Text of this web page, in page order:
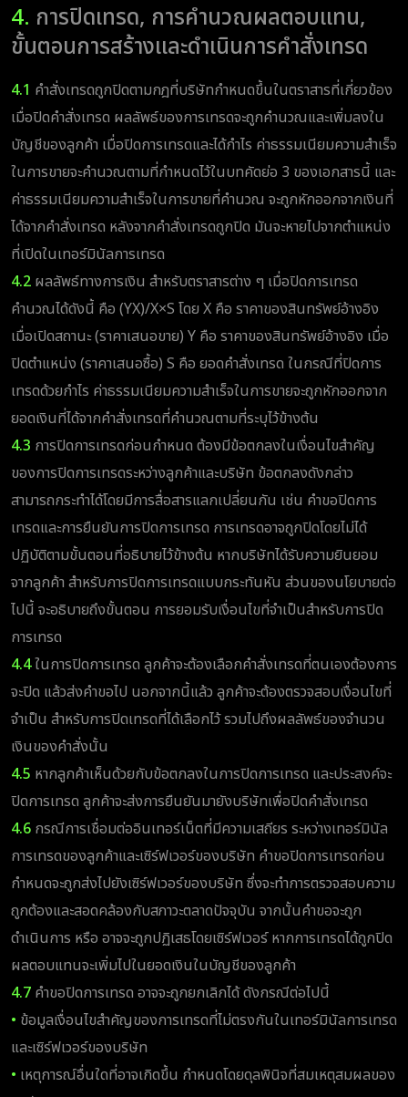
4. การปิดเทรด, การคำนวณผลตอบแทน,
ขั้นตอนการสร้างและดำเนินการคำสั่งเทรด
4.1 คำสั่งเทรดถูกปิดตามกฎที่บริษัทกำหนดขึ้นในตราสารที่เกี่ยวข้อง
เมื่อปิดคำสั่งเทรด ผลลัพธ์ของการเทรดจะถูกคำนวณและเพิ่มลงใน
บัญชีของลูกค้า เมื่อปิดการเทรดและได้กำไร ค่าธรรมเนียมความสำเร็จ
ในการขายจะคำนวณตามที่กำหนดไว้ในบทคัดย่อ 3 ของเอกสารนี้ และ
ค่าธรรมเนียมความสำเร็จในการขายที่คำนวณ จะถูกหักออกจากเงินที่
ได้จากคำสั่งเทรด หลังจากคำสั่งเทรดถูกปิด มันจะหายไปจากตำแหน่ง
ที่เปิดในเทอร์มินัลการเทรด
4.2 ผลลัพธ์ทางการเงิน สำหรับตราสารต่าง ๆ เมื่อปิดการเทรด
คำนวณได้ดังนี้ คือ (YX)/X×S โดย X คือ ราคาของสินทรัพย์อ้างอิง
เมื่อเปิดสถานะ (ราคาเสนอขาย) Y คือ ราคาของสินทรัพย์อ้างอิง เมื่อ
ปิดตำแหน่ง (ราคาเสนอซื้อ) S คือ ยอดคำสั่งเทรด ในกรณีที่ปิดการ
เทรดด้วยกำไร ค่าธรรมเนียมความสำเร็จในการขายจะถูกหักออกจาก
ยอดเงินที่ได้จากคำสั่งเทรดที่คำนวณตามที่ระบุไว้ข้างต้น
4.3 การปิดการเทรดก่อนกำหนด ต้องมีข้อตกลงในเงื่อนไขสำคัญ
ของการปิดการเทรดระหว่างลูกค้าและบริษัท ข้อตกลงดังกล่าว
สามารถกระทำได้โดยมีการสื่อสารแลกเปลี่ยนกัน เช่น คำขอปิดการ
เทรดและการยืนยันการปิดการเทรด การเทรดอาจถูกปิดโดยไม่ได้
ปฏิบัติตามขั้นตอนที่อธิบายไว้ข้างต้น หากบริษัทได้รับความยินยอม
จากลูกค้า สำหรับการปิดการเทรดแบบกระทันหัน ส่วนของนโยบายต่อ
ไปนี้ จะอธิบายถึงขั้นตอน การยอมรับเงื่อนไขที่จำเป็นสำหรับการปิด
การเทรด
4.4ในการปิดการเทรด ลูกค้าจะต้องเลือกคำสั่งเทรดที่ตนเองต้องการ
จะปิด แล้วส่งคำขอไป นอกจากนี้แล้ว ลูกค้าจะต้องตรวจสอบเงื่อนไขที่
จำเป็น สำหรับการปิดเทรดที่ได้เลือกไว้ รวมไปถึงผลลัพธ์ของจำนวน
เงินของคำสั่งนั้น
4.5 หากลูกค้าเห็นด้วยกับข้อตกลงในการปิดการเทรด และประสงค์จะ
ปิดการเทรด ลูกค้าจะส่งการยืนยันมายังบริษัทเพื่อปิดคำสั่งเทรด
4.6 กรณีการเชื่อมต่ออินเทอร์เน็ตที่มีความเสถียร ระหว่างเทอร์มินัล
การเทรดของลูกค้าและเซิร์ฟเวอร์ของบริษัท คำขอปิดการเทรดก่อน
กำหนดจะถูกส่งไปยังเซิร์ฟเวอร์ของบริษัท ซึ่งจะทำการตรวจสอบความ
ถูกต้องและสอดคล้องกับสภาวะตลาดปัจจุบัน จากนั้นคำขอจะถูก
ดำเนินการ หรือ อาจจะถูกปฏิเสธโดยเซิร์ฟเวอร์ หากการเทรดได้ถูกปิด
ผลตอบแทนจะเพิ่มไปในยอดเงินในบัญชีของลูกค้า
4.7 คำขอปิดการเทรด อาจจะถูกยกเลิกได้ ดังกรณีต่อไปนี้
• ข้อมูลเงื่อนไขสำคัญของการเทรดที่ไม่ตรงกันในเทอร์มินัลการเทรด
และเซิร์ฟเวอร์ของบริษัท
• เหตุการณ์อื่นใดที่อาจเกิดขึ้น กำหนดโดยดุลพินิจที่สมเหตุสมผลของ